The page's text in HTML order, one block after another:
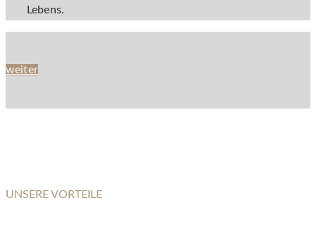
Lebens.
weiter
UNSERE VORTEILE